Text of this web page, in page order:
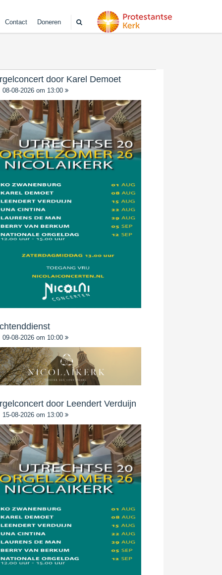
Contact Doneren
door Karel Demoet
08-08-2026 om 13:00
09-08-2026 om 10:00
door Leendert Verduijn
15-08-2026 om 13:00